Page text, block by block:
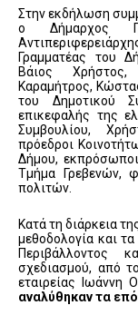
Στην εκδήλωση
ο Δήμαρχος
Γραμματέας του
Βάιος Χρήστος,
Καραμήτρος,
του Δημοτικού
επικεφαλής της
Συμβουλίου,
πρόεδροι
Δήμου,
Τμήμα Γρεβενών,
πολιτών.
Κατά τη διάρκεια
μεθοδολογία και
Περιβάλλοντος
σχεδιασμού, από
εταιρείας Ιωάννη
αναλύθηκαν τα